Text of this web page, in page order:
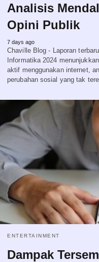
Analisis
Opini Publik
7 days ago
Chaville Blog - Laporan
Informatika 2024
aktif menggunakan internet,
perubahan sosial yang tak
ENTERTAINMENT
Dampak